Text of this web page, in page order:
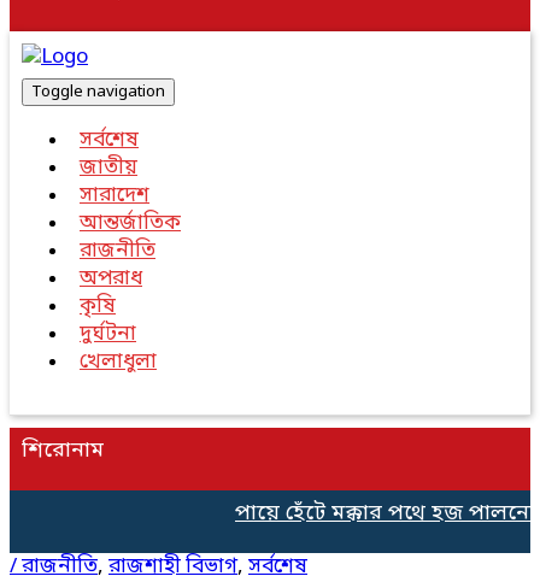
Toggle navigation
সর্বশেষ
জাতীয়
সারাদেশ
আন্তর্জাতিক
রাজনীতি
অপরাধ
কৃষি
দুর্ঘটনা
খেলাধুলা
শিরোনাম
পায়ে হেঁটে মক্কার পথে হজ
/রাজনীতি, রাজশাহী বিভাগ, সর্বশেষ